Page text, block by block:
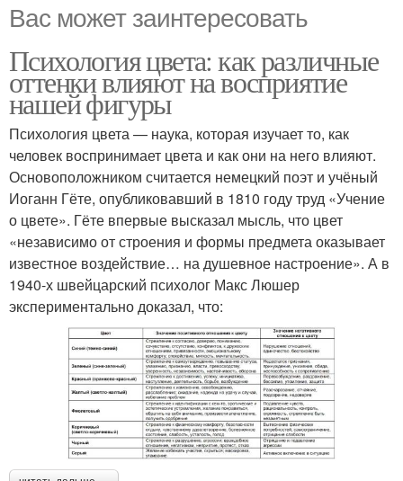
Вас может заинтересовать
Психология цвета: как различные
оттенки влияют на восприятие
нашей фигуры
Психология цвета — наука, которая изучает то, как
человек воспринимает цвета и как они на него влияют.
Основоположником считается немецкий поэт и учёный
Иоганн Гёте, опубликовавший в 1810 году труд «Учение
о цвете». Гёте впервые высказал мысль, что цвет
«независимо от строения и формы предмета оказывает
известное воздействие… на душевное настроение». А в
1940-х швейцарский психолог Макс Люшер
экспериментально доказал, что: